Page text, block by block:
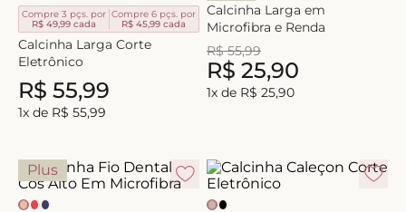
Compre 3 pçs. por
R$ 49,99cada
Compre 6 pçs. por
R$ 45,99 cada
Calcinha Larga Corte
Eletrônico
R$ 55,99
1x de R$ 55,99
Calcinha Larga em
Microfibra e Renda
R$ 55,99
R$ 25,90
1x de R$ 25,90
Plus